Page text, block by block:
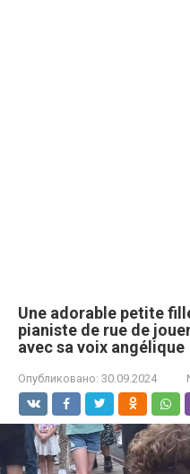
Une adorable petite
pianiste de rue de
avec sa voix angélique
Опубликовано: 30.09.2024